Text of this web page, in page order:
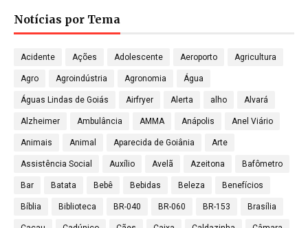
Notícias por Tema
Acidente Ações Adolescente Aeroporto Agricultura
Agro Agroindústria Agronomia Água
Águas Lindas de Goiás Airfryer Alerta alho Alvará
Alzheimer Ambulância AMMA Anápolis Anel Viário
Animais Animal Aparecida de Goiânia Arte
Assistência Social Auxílio Avelã Azeitona Bafômetro
Bar Batata Bebê Bebidas Beleza Benefícios
Bíblia Biblioteca BR-040 BR-060 BR-153 Brasília